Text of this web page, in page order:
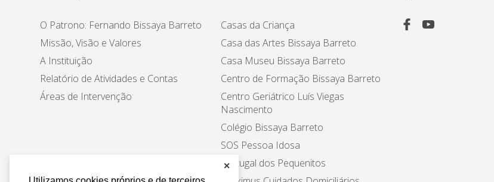
✕
O Patrono: Fernando Bissaya Barreto
Missão, Visão e Valores
A Instituição
Relatório de Atividades e Contas
Áreas de Intervenção
Casas da Criança
Casa das Artes Bissaya Barreto
Casa Museu Bissaya Barreto
Centro de Formação Bissaya Barreto
Centro Geriátrico Luís Viegas
Nascimento
Colégio Bissaya Barreto
SOS Pessoa Idosa
Portugal dos Pequenitos